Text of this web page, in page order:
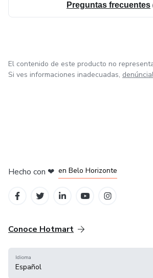
Preguntas frecuentes
El contenido de este producto no
Si ves informaciones inadecuadas,
Hecho con ❤ en Belo Horizonte
Conoce Hotmart
Idioma
Español